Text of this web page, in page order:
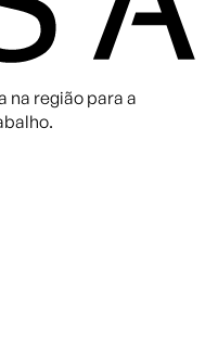
na região para a